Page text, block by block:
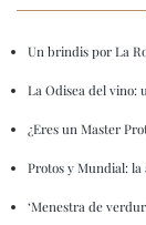
Un brindis por La
La Odisea del vino:
¿Eres un Master
Protos y Mundial:
‘Menestra de